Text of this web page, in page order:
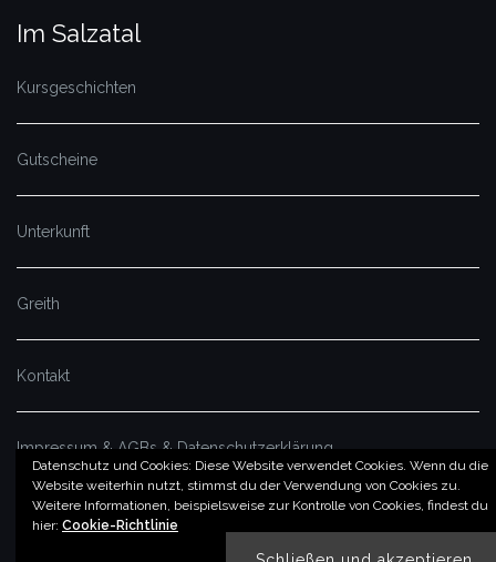
Datenschutz und Cookies: Diese Website verwendet Cookies. Wenn du die
Website weiterhin nutzt, stimmst du der Verwendung von Cookies zu.
Weitere Informationen, beispielsweise zur Kontrolle von Cookies, findest du
hier: Cookie-Richtlinie
Im Salzatal
Kursgeschichten
Gutscheine
Unterkunft
Greith
Kontakt
Impressum & AGBs & Datenschutzerklärung
© by imSalzatal.at